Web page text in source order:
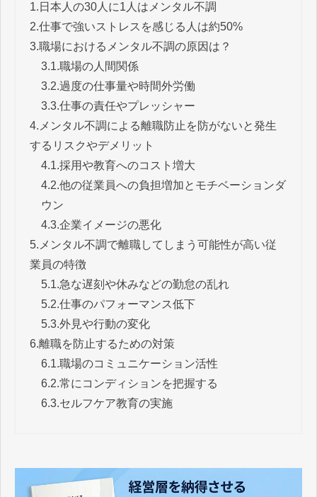
1. 日本人の30人に1人はメンタル不調
2.仕事で強いストレスを感じる人は約50%
3.職場におけるメンタル不調の原因は？
3.1.職場の人間関係
3.2.過度の仕事量や時間外労働
3.3.仕事の責任やプレッシャー
4. メンタル不調による離職防止を防がないと発生
するリスクやデメリット
4.1.採用や教育へのコスト増大
4.2.他の従業員への負担増加とモチベーションダ
ウン
4.3.企業イメージの悪化
5. メンタル不調で離職してしまう可能性が高い従
業員の特徴
5.1.急な遅刻や休みなどの勤怠の乱れ
5.2.仕事のパフォーマンス低下
5.3.外見や行動の変化
6.離職を防止するための対策
6.1.職場のコミュニケーション活性
6.2.常にコンディションを把握する
6.3.セルフケア教育の実施